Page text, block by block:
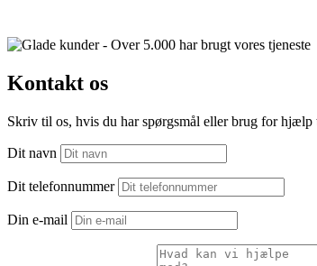
Kontakt os
Skriv til os, hvis du har spørgsmål eller brug for hjælp
Dit navn
Dit telefonnummer
Din e-mail